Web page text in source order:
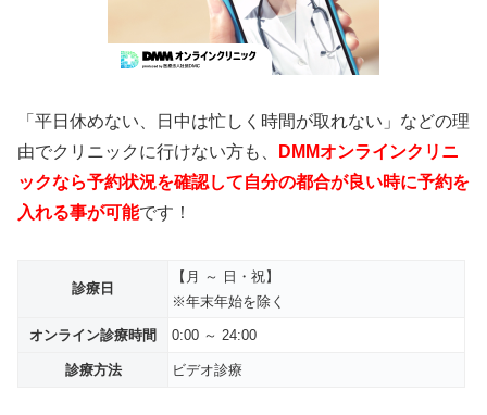
「平日休めない、日中は忙しく時間が取れない」などの理
由でクリニックに行けない方も、
DMMオンラインクリニ
ックなら予約状況を確認して自分の都合が良い時に予約を
入れる事が可能です！
診療日
【月 ～ 日・祝】
※年末年始を除く
オンライン診療時間 0:00 ～ 24:00
診療方法 ビデオ診療